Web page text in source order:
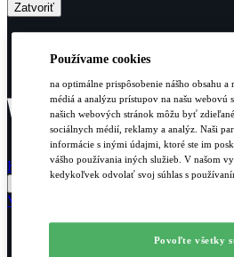
Zatvoriť
Produkty
Koncoví zákazníciProfi sekcia
Vyhľadávanie
Používame cookies
na optimálne prispôsobenie nášho obsahu
médiá a analýzu prístupov na našu
našich webových stránok môžu byť
sociálnych médií, reklamy a analýz. Naši
informácie s inými údajmi, ktoré ste im
vášho používania iných služieb. V našom
kedykoľvek odvolať svoj súhlas s
Povoľte všetky